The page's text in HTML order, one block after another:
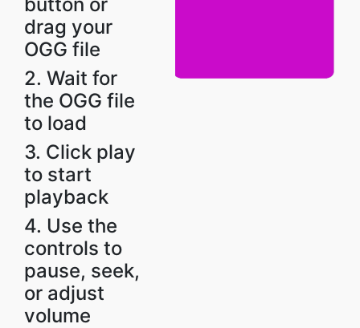
drag your
OGG file
2. Wait for
the OGG file
to load
3. Click play
to start
playback
4. Use the
controls to
pause, seek,
or adjust
volume